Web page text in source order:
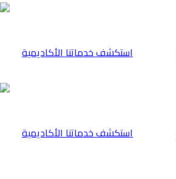
⁠استكشف خدماتنا الأكاديمية
⁠استكشف خدماتنا الأكاديمية